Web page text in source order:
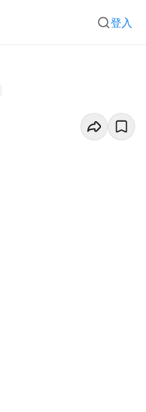
登入